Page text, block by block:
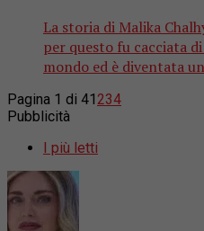
La storia di Malika
per questo fu cacciata
mondo ed è diventata
Pagina 1 di 41 234
Pubblicità
I più letti